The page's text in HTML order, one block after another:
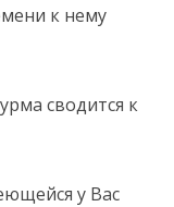
к нему
сводится к
у Вас